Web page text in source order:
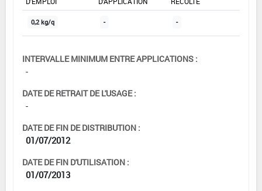
0,2 kg/q - -
INTERVALLE MINIMUM ENTRE APPLICATIONS :
-
DATE DE RETRAIT DE L'USAGE :
-
DATE DE FIN DE DISTRIBUTION :
01/07/2012
DATE DE FIN D'UTILISATION :
01/07/2013